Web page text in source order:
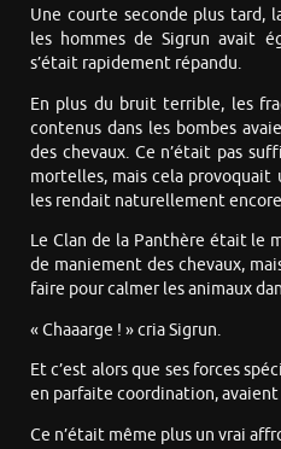
Une courte seconde plus tard,
les hommes de Sigrun avait
s’était rapidement répandu.
En plus du bruit terrible, les
contenus dans les bombes
des chevaux. Ce n’était pas
mortelles, mais cela provoquait
les rendait naturellement
Le Clan de la Panthère était le
de maniement des chevaux,
faire pour calmer les animaux
« Chaaarge ! » cria Sigrun.
Et c’est alors que ses forces
en parfaite coordination, avaient
Ce n’était même plus un vrai